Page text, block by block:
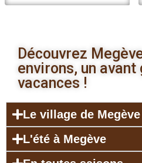
Découvrez
environs, un avant
vacances !
Le village de Megève
L'été à Megève